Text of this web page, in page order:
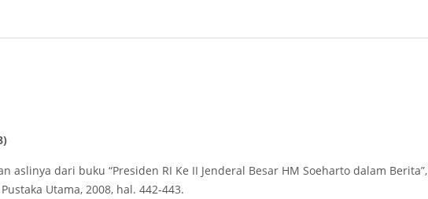
aslinya dari buku “Presiden RI Ke II Jenderal Besar HM Soeharto dalam Berita”,
Utama, 2008, hal. 442-443.